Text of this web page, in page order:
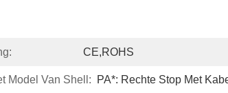
CE,ROHS
Model Van Shell: PA*: Rechte Stop Met